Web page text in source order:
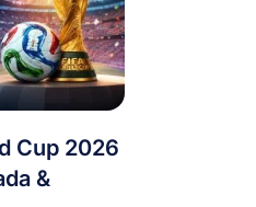
Cup 2026
&